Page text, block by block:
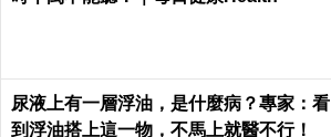
尿液上有一層浮油，是什麼病？專家：看
到浮油搭上這一物，不馬上就醫不行！